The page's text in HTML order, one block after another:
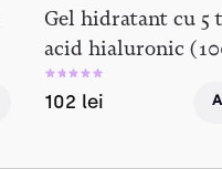
Gel hidratant cu 5
acid hialuronic
102 lei